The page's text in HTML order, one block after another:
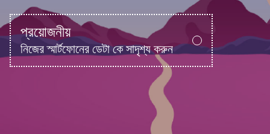
প্রয়োজনীয়
নিজের স্মার্টফোনের ডেটা কে সাদৃশ্য করুন